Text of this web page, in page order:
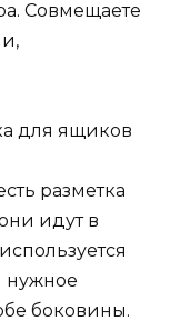
Совмещаете
для ящиков
разметка
идут в
нужное
боковины.